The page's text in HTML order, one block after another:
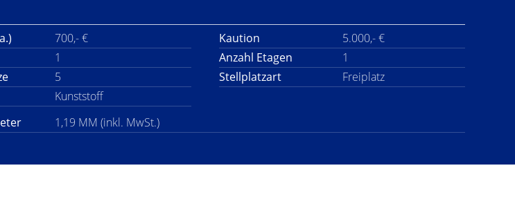
700,- € Kaution
5.000,- €
1 Anzahl Etagen
1
5 Stellplatzart
Freiplatz
Kunststoff
1,19 MM (inkl. MwSt.)